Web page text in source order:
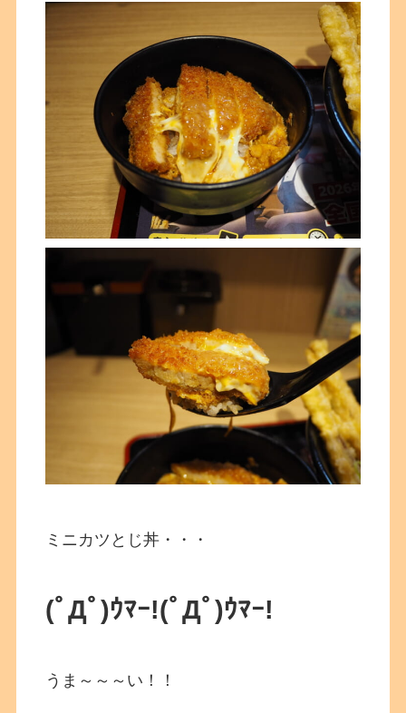
ミニカツとじ丼・・・
(ﾟДﾟ)ｳﾏｰ!(ﾟДﾟ)ｳﾏｰ!
うま～～～い！！